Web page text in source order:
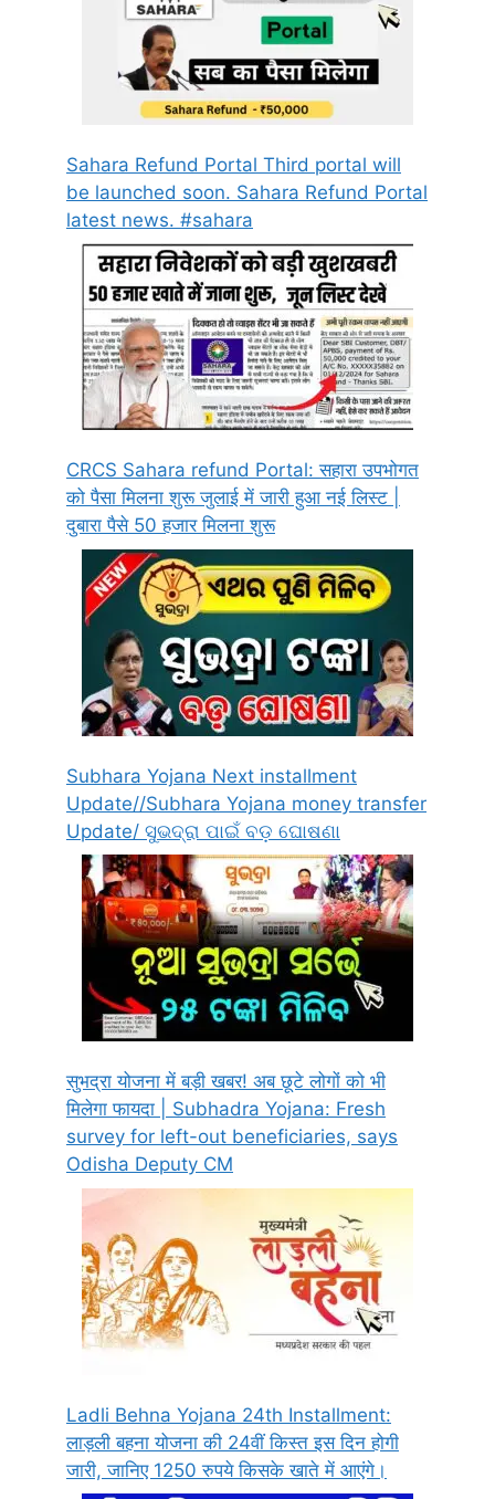
Sahara Refund Portal Third portal will
be launched soon. Sahara Refund Portal
latest news. #sahara
CRCS Sahara refund Portal: सहारा उपभोगत
को पैसा मिलना शुरू जुलाई में जारी हुआ नई लिस्ट |
दुबारा पैसे 50 हजार मिलना शुरू
Subhara Yojana Next installment
Update//Subhara Yojana money transfer
Update/ ସୁଭଦ୍ରା ପାଇଁ ବଡ଼ ଘୋଷଣା
सुभद्रा योजना में बड़ी खबर! अब छूटे लोगों को भी
मिलेगा फायदा | Subhadra Yojana: Fresh
survey for left-out beneficiaries, says
Odisha Deputy CM
Ladli Behna Yojana 24th Installment:
लाड़ली बहना योजना की 24वीं किस्त इस दिन होगी
जारी, जानिए 1250 रुपये किसके खाते में आएंगे।